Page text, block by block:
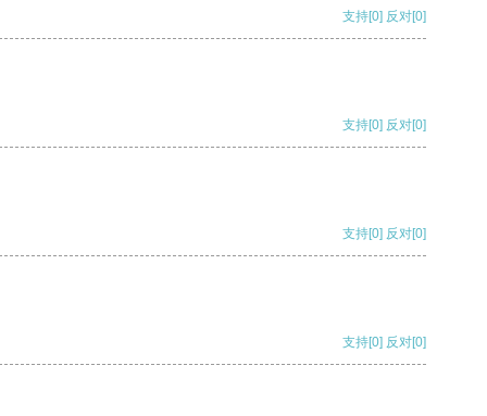
支持[0] 反对[0]
支持[0] 反对[0]
支持[0] 反对[0]
支持[0] 反对[0]